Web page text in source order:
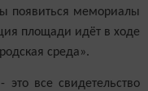
появиться мемориалы
площади идёт в ходе
среда».
это все свидетельство